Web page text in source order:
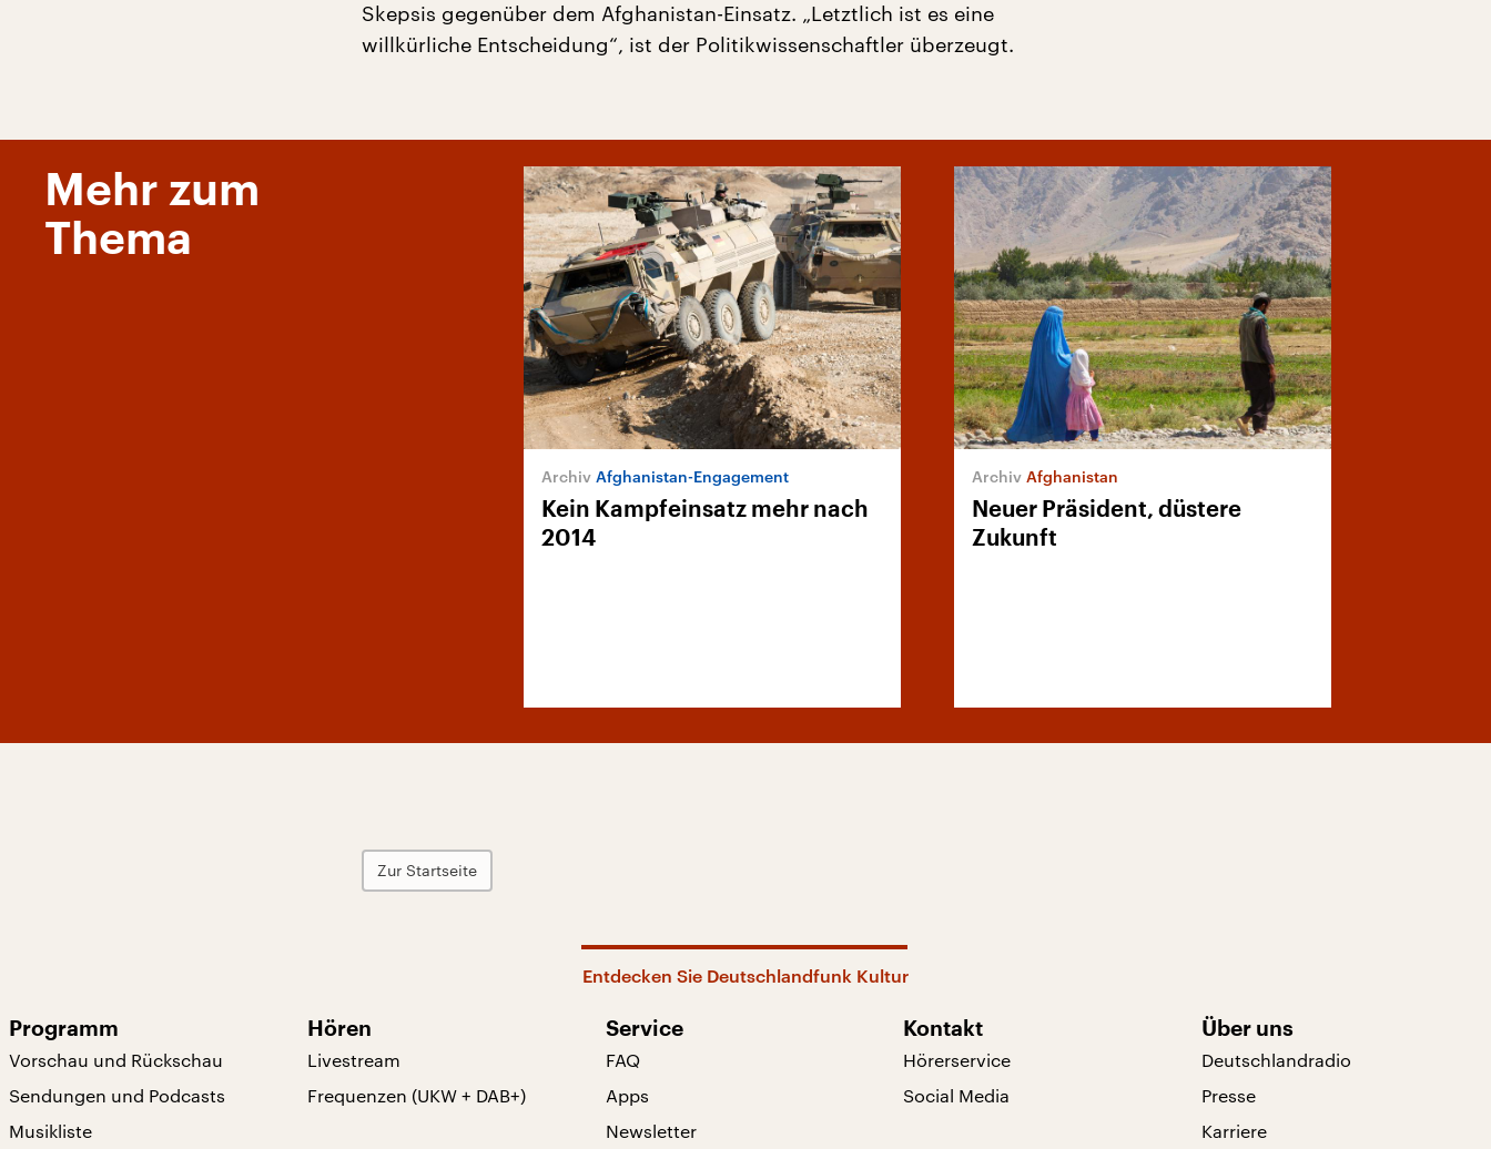
Skepsis gegenüber dem Afghanistan-Einsatz. „Letztlich ist es eine
willkürliche Entscheidung“, ist der Politikwissenschaftler überzeugt.
Mehr zum
Thema
Afghanistan-Engagement
Kein Kampfeinsatz mehr nach
2014
Afghanistan
Neuer Präsident, düstere
Zukunft
Zur Startseite
Entdecken Sie Deutschlandfunk Kultur
Programm
Vorschau und Rückschau
Sendungen und Podcasts
Musikliste
Hören
Livestream
Frequenzen (UKW + DAB+)
Service
FAQ
Apps
Newsletter
Kontakt
Hörerservice
Social Media
Über uns
Deutschlandradio
Presse
Karriere